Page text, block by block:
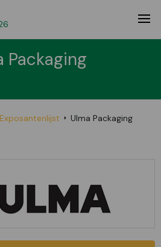
Packaging
Exposantenlijst Ulma Packaging